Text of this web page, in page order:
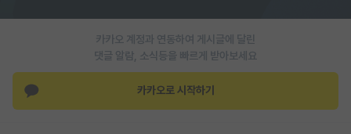
이벤트
반도체 아카데미
재팬라운지 🌸
카카오 계정과 연동하여 게시글에 달린
댓글 알람, 소식등을 빠르게 받아보세요
카카오로 시작하기